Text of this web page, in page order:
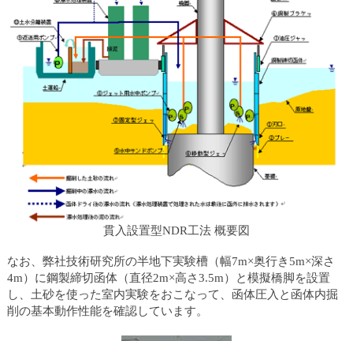
貫入設置型NDR工法 概要図
なお、弊社技術研究所の半地下実験槽（幅7m×奥行き5m×深さ
4m）に鋼製締切函体（直径2m×高さ3.5m）と模擬橋脚を設置
し、土砂を使った室内実験をおこなって、函体圧入と函体内掘
削の基本動作性能を確認しています。